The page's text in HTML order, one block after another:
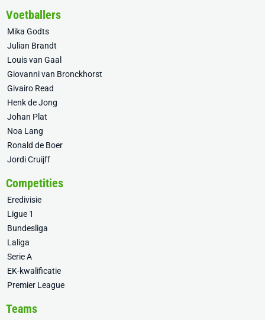
Voetballers
Mika Godts
Julian Brandt
Louis van Gaal
Giovanni van Bronckhorst
Givairo Read
Henk de Jong
Johan Plat
Noa Lang
Ronald de Boer
Jordi Cruijff
Competities
Eredivisie
Ligue 1
Bundesliga
Laliga
Serie A
EK-kwalificatie
Premier League
Teams